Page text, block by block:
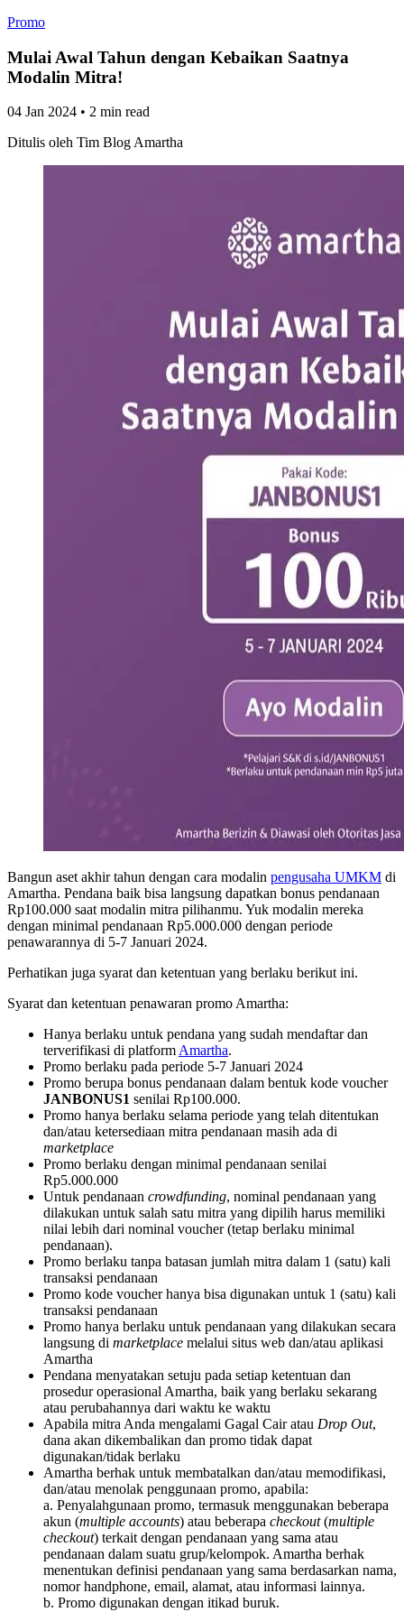
Promo
Mulai Awal Tahun dengan Kebaikan Saatnya
Modalin Mitra!
04 Jan 2024 • 2 min read
Ditulis oleh Tim Blog Amartha
Bangun aset akhir tahun dengan cara modalin pengusaha UMKM di
Amartha. Pendana baik bisa langsung dapatkan bonus pendanaan
Rp100.000 saat modalin mitra pilihanmu. Yuk modalin mereka
dengan minimal pendanaan Rp5.000.000 dengan periode
penawarannya di 5-7 Januari 2024.
Perhatikan juga syarat dan ketentuan yang berlaku berikut ini.
Syarat dan ketentuan penawaran promo Amartha:
Hanya berlaku untuk pendana yang sudah mendaftar dan
terverifikasi di platformAmartha.
Promo berlaku pada periode 5-7 Januari 2024
Promo berupa bonus pendanaan dalam bentuk kode voucher
JANBONUS1 senilai Rp100.000.
Promo hanya berlaku selama periode yang telah ditentukan
dan/atau ketersediaan mitra pendanaan masih ada di
marketplace
Promo berlaku dengan minimal pendanaan senilai
Rp5.000.000
Untuk pendanaan crowdfunding, nominal pendanaan yang
dilakukan untuk salah satu mitra yang dipilih harus memiliki
nilai lebih dari nominal voucher (tetap berlaku minimal
pendanaan).
Promo berlaku tanpa batasan jumlah mitra dalam 1 (satu) kali
transaksi pendanaan
Promo kode voucher hanya bisa digunakan untuk 1 (satu) kali
transaksi pendanaan
Promo hanya berlaku untuk pendanaan yang dilakukan secara
langsung di marketplace melalui situs web dan/atau aplikasi
Amartha
Pendana menyatakan setuju pada setiap ketentuan dan
prosedur operasional Amartha, baik yang berlaku sekarang
atau perubahannya dari waktu ke waktu
Apabila mitra Anda mengalami Gagal Cair atau Drop Out,
dana akan dikembalikan dan promo tidak dapat
digunakan/tidak berlaku
Amartha berhak untuk membatalkan dan/atau memodifikasi,
dan/atau menolak penggunaan promo, apabila:
a. Penyalahgunaan promo, termasuk menggunakan beberapa
akun (multiple accounts) atau beberapa checkout(multiple
checkout) terkait dengan pendanaan yang sama atau
pendanaan dalam suatu grup/kelompok. Amartha berhak
menentukan definisi pendanaan yang sama berdasarkan nama,
nomor handphone, email, alamat, atau informasi lainnya.
b. Promo digunakan dengan itikad buruk.